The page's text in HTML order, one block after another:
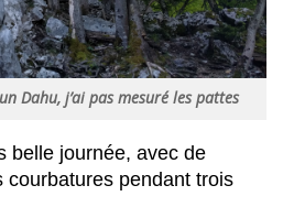
Dahu, j’ai pas mesuré les pattes
belle journée, avec de
courbatures pendant trois